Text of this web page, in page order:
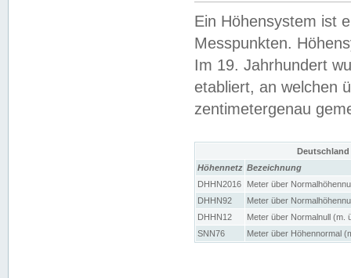
Ein Höhensystem ist
Messpunkten.
Im 19. Jahrhundert
etabliert, an welchen
zentimetergenau
Höhennetz Bezeichnung
DHHN2016
Meter über
DHHN92
Meter über
DHHN12
Meter über Normalnull (m.
SNN76
Meter über Höhennormal